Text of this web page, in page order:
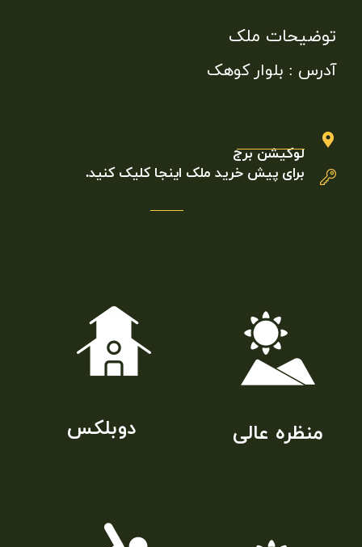
منظره عالی ​دوبلکس
آدرس : بلوار کوهک
برای پیش خرید ملک اینجاکلیک کنید.
توضیحات ملک
لوکیشن برج